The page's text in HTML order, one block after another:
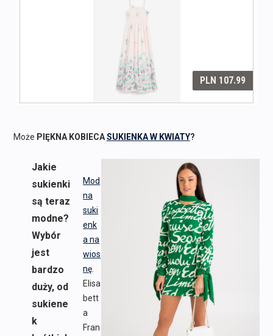
Może PIĘKNA KOBIECASUKIENKA W KWIATY?
Mod
na
suki
enk
a na
wios
nę
Elisa
bett
a
Fran
Jakie
sukienki
są teraz
modne?
Wybór
jest
bardzo
duży, od
sukiene
k